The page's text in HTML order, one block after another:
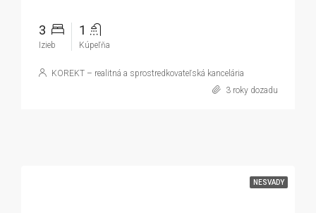
3
Izieb
1
Kúpeľňa
KOREKT – realitná a sprostredkovateľská kancelária
3 roky dozadu
NESVADY